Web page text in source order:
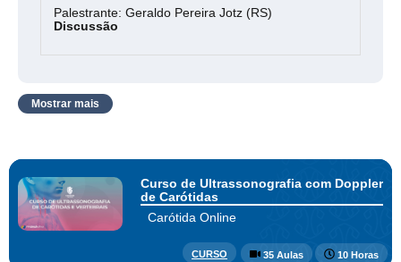
Palestrante: Geraldo Pereira Jotz (RS)
Discussão
Mostrar mais
Curso de Ultrassonografia com Doppler
de Carótidas
Carótida Online
CURSO 35 Aulas 10 Horas